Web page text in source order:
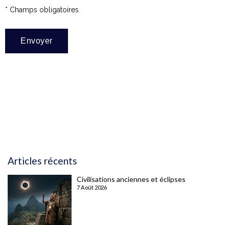
* Champs obligatoires
Articles récents
Civilisations anciennes et éclipses
7 Août 2026